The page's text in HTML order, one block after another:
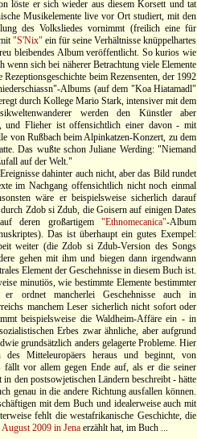
löste er sich wieder aus diesem Korsett und tat
Musikelemente live vor Ort studiert, mit den
des Volksliedes vornimmt (freilich eine für
"S'Nix" ein für seine Verhältnisse knüppelhartes
bleibendes Album veröffentlicht. So kurios wie
wenn sich bei näherer Betrachtung viele Elemente
beim Rezensenten, der 1992
Albums (auf dem "Koa Hiatamadl"
durch Kollege Mario Stark, intensiver mit dem
werden den Künstler aber
und Flieher ist offensichtlich einer davon - mit
von Rußbach beim Alpinkatzen-Konzert, zu dem
Das wußte schon Juliane Werding: "Niemand
auf der Welt."
dahinter auch nicht, aber das Bild rundet
im Nachgang offensichtlich nicht noch einmal
wäre er beispielsweise sicherlich darauf
Zdob si Zdub, die Goisern auf einigen Dates
deren großartigem "Ethnomecanica"-Album
Das ist überhaupt ein gutes Exempel:
weiter (die Zdob si Zdub-Version des Songs
gehen mit ihm und biegen dann irgendwann
Element der Geschehnisse in diesem Buch ist.
minutiös, wie bestimmte Elemente bestimmter
er ordnet mancherlei Geschehnisse auch in
manchem Leser sicherlich nicht sofort oder
beispielsweise die Waldheim-Affäre ein - in
Erbes zwar ähnliche, aber aufgrund
grundsätzlich anders gelagerte Probleme. Hier
Mitteleuropäers heraus und beginnt, von
fällt vor allem gegen Ende auf, als er die seiner
den postsowjetischen Ländern beschreibt - hätte
genau in die andere Richtung ausfallen können.
mit dem Buch und idealerweise auch mit
fehlt die westafrikanische Geschichte, die
August 2009 in Jena erzählt hat, im Buch ...